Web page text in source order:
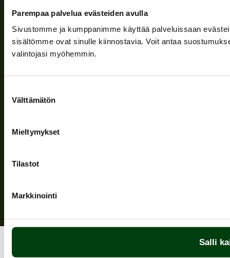
Parempaa palvelua evästeiden avulla
Sivustomme ja kumppanimme käyttää palveluissaan
sisältömme ovat sinulle kiinnostavia. Voit antaa
valintojasi myöhemmin.
valinta
Välttämätön
Mieltymykset
Tilastot
Markkinointi
Salli
Nyheter
Företaget
Information och stöd